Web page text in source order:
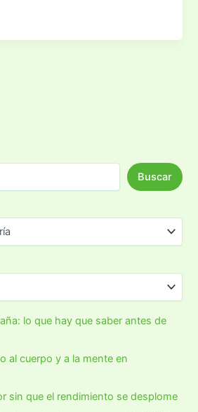
Buscar
lo que hay que saber antes de
al cuerpo y a la mente en
sin que el rendimiento se desplome